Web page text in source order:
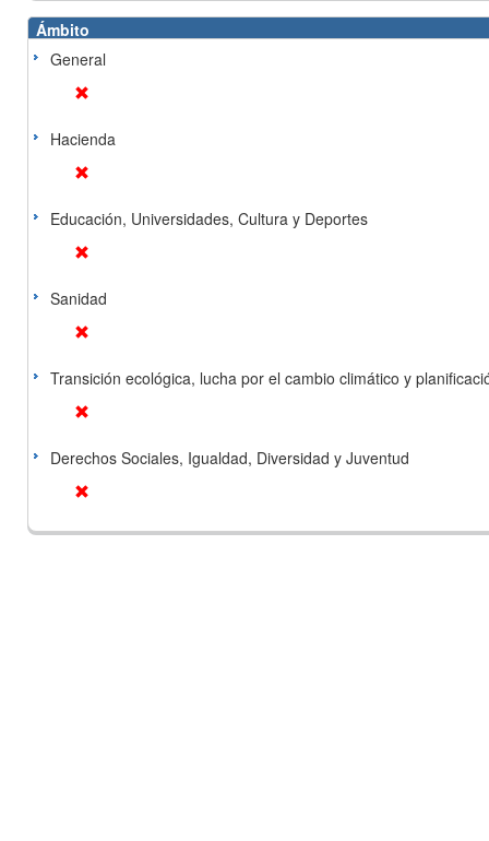
Ámbito
General
Hacienda
Educación, Universidades, Cultura y Deportes
Sanidad
Transición ecológica, lucha por el cambio climático y
Derechos Sociales, Igualdad, Diversidad y Juventud